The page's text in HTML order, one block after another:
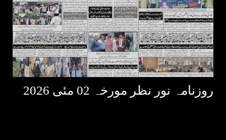
روزنامہ نور نظر مورخہ 02 مئی 2026